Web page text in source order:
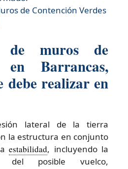
de Contención Verdes
de muros de
en Barrancas,
debe realizar en
lateral de la tierra
la estructura en conjunto
estabilidad, incluyendo la
del posible vuelco,